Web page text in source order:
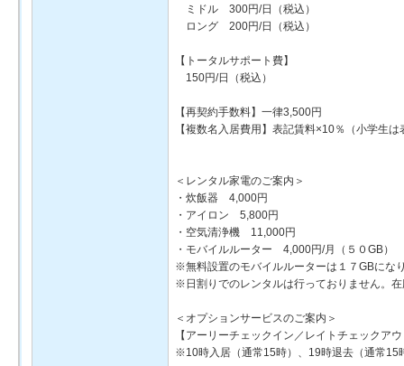
ミドル 300円/日（税込）
ロング 200円/日（税込）
【トータルサポート費】
150円/日（税込）
【再契約手数料】一律3,500円
【複数名入居費用】表記賃料×10％（小学生
＜レンタル家電のご案内＞
・炊飯器 4,000円
・アイロン 5,800円
・空気清浄機 11,000円
・モバイルルーター 4,000円/月（５０GB）
※無料設置のモバイルルーターは１７GBにな
※日割りでのレンタルは行っておりません。
＜オプションサービスのご案内＞
【アーリーチェックイン／レイトチェックア
※10時入居（通常15時）、19時退去（通常15